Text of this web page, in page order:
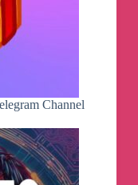
Channel